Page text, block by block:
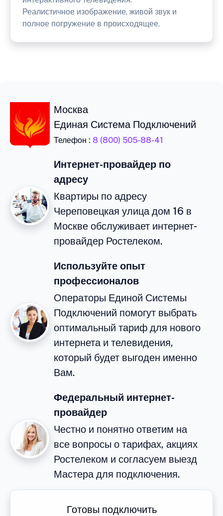
Реалистичное изображение, живой звук и
полное погружение в происходящее.
Москва
Единая Система Подключений
Телефон : 8 (800) 505-88-41
Интернет-провайдер по
адресу
Квартиры по адресу
Череповецкая улица дом 16 в
Москве обслуживает интернет-
провайдер Ростелеком.
Используйте опыт
профессионалов
Операторы Единой Системы
Подключений помогут выбрать
оптимальный тариф для нового
интернета и телевидения,
который будет выгоден именно
Вам.
Федеральный интернет-
провайдер
Честно и понятно ответим на
все вопросы о тарифах, акциях
Ростелеком и согласуем выезд
Мастера для подключения.
Готовы подключить